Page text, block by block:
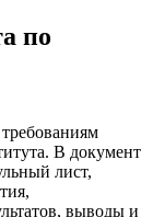
по
В документ
лист,
выводы и